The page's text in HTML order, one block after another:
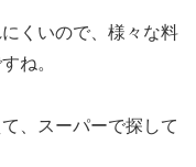
くいので、様々な料
ね。
、スーパーで探して